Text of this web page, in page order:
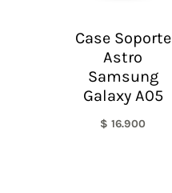
Case Soporte
Astro
Samsung
Galaxy A05
$ 16.900